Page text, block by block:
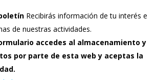
Recibirás información de tu interés e
de nuestras actividades.
accedes al almacenamiento y
por parte de esta web y aceptas la